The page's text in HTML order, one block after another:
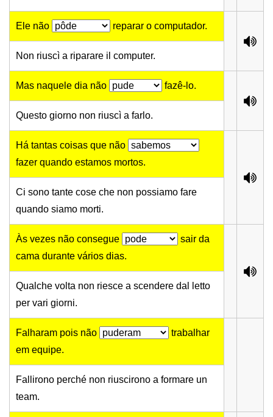
Ele não reparar o computador.
Non riuscì a riparare il computer.
Mas naquele dia não fazê-lo.
Questo giorno non riuscì a farlo.
Há tantas coisas que não
fazer quando estamos mortos.
Ci sono tante cose che non possiamo fare
quando siamo morti.
Às vezes não consegue
sair da
cama durante vários dias.
Qualche volta non riesce a scendere dal letto
per vari giorni.
Falharam pois não
trabalhar
em equipe.
Fallirono perché non riuscirono a formare un
team.